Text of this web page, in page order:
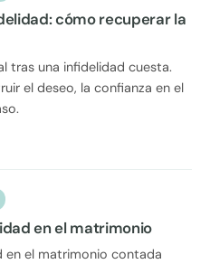
cómo recuperar la
tras una infidelidad cuesta.
el deseo, la confianza en el
en el matrimonio
en el matrimonio contada